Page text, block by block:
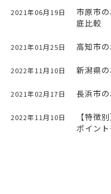
2021年06月19日
市原市
底比較
2021年01月25日 高知市
2022年11月10日 新潟県
2021年02月17日 長浜市
2022年11月10日
【特徴
ポイン